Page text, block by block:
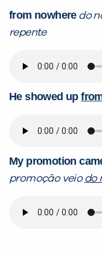
from nowhere do
repente
He showed up
My promotion
promoção veiodo